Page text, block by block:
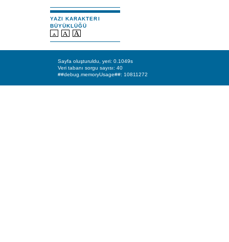
YAZI KARAKTERI
BÜYÜKLÜĞÜ
Sayfa oluşturuldu, yeri: 0.1049s
Veri tabanı sorgu sayısı: 40
##debug.memoryUsage##: 10811272